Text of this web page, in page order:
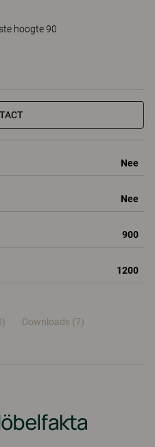
hoogte 90
Nee
Nee
900
1200
Downloads (7)